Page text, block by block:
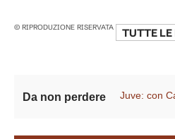
© RIPRODUZIONE RISERVATA TUTTE
Da non perdere Juve: con